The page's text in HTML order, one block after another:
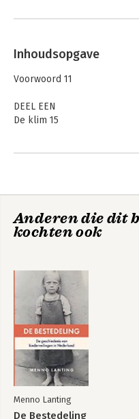
Inhoudsopgave
Voorwoord 11
DEEL EEN
De klim 15
DEEL VIER
DEEL VIJF
東京 – De weg naar beneden
Nawoord 347
Dankwoord 349
Anderen die dit
kochten ook
Menno Lanting
De Bestedeling